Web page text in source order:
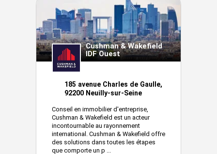
Cushman & Wakefield
IDF Ouest
185 avenue Charles de Gaulle,
92200 Neuilly-sur-Seine
Conseil en immobilier d'entreprise,
Cushman & Wakefield est un acteur
incontournable au rayonnement
international. Cushman & Wakefield offre
des solutions dans toutes les étapes
que comporte un p ...